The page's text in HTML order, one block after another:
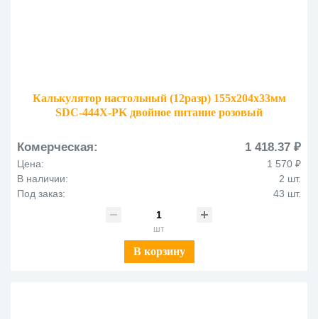
Калькулятор настольный (12разр) 155х204х33мм
SDC-444X-PK двойное питание розовый
Комерческая: 1 418.37 ₽
Цена:
1 570 ₽
В наличии:
2 шт.
Под заказ:
43 шт.
шт
В корзину